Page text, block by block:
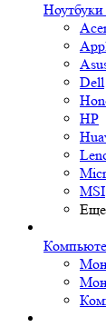
Ноутбуки
Dell
HP
MSI
Еще